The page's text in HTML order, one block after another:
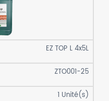
EZ TOP L 4x5L
ZTO001-25
1 Unité(s)